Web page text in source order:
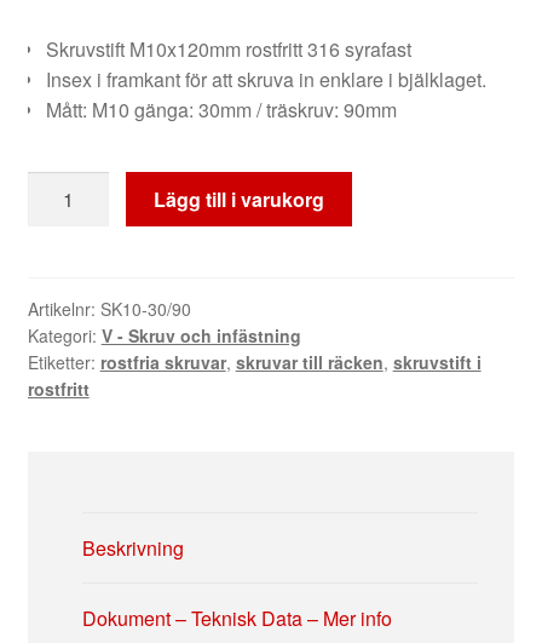
Skruvstift M10x120mm rostfritt 316 syrafast
Insex i framkant för att skruva in enklare i bjälklaget.
Mått: M10 gänga: 30mm / träskruv: 90mm
120mm
mängd
Lägg till i varukorg
Artikelnr: SK10-30/90
Kategori: V - Skruv och infästning
Etiketter: rostfria skruvar, skruvar till räcken, skruvstift i
rostfritt
Beskrivning
Dokument – Teknisk Data – Mer info